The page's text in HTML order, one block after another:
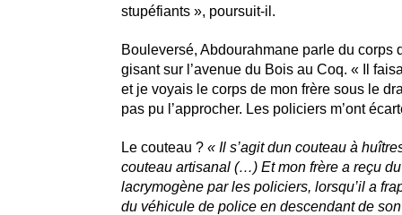
stupéfiants », poursuit-il.
Bouleversé, Abdourahmane parle du corps
gisant sur l’avenue du Bois au Coq. « Il
et je voyais le corps de mon frère sous le
pas pu l’approcher. Les policiers m’ont
Le couteau ? « Il s’agit dun couteau à
couteau artisanal (…) Et mon frère a reçu
lacrymogène par les policiers, lorsqu’il a
du véhicule de police en descendant de